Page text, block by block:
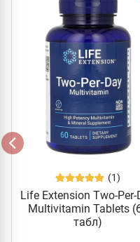
(1)
Life Extension Two-Per-
Multivitamin Tablets
табл)